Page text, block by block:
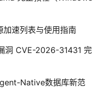
速列表与使用指南
洞 CVE-2026-31431 完
Native数据库新范